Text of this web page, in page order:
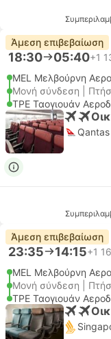
Άμεση επιβεβαίωση
18:30 05:40+1
MEL Μελβούρνη
Μονή σύνδεση |
TPE Ταογιουάν
Άμεση επιβεβαίωση
23:35 14:15+1
MEL Μελβούρνη
Μονή σύνδεση |
TPE Ταογιουάν